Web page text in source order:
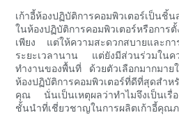
เก้าอี้ห้องปฏิบัติการคอมพิวเตอร์เป็นชิ้
ในห้องปฏิบัติการคอมพิวเตอร์หรือกา
เพียง แต่ให้ความสะดวกสบายและก
ระยะเวลานาน แต่ยังมีส่วนร่วมในค
ทำงานของพื้นที่ ด้วยตัวเลือกมากมาย
ห้องปฏิบัติการคอมพิวเตอร์ที่ดีที่สุดสำห
คุณ นั่นเป็นเหตุผลว่าทำไมจึงเป็นเรื่
ชั้นนำที่เชี่ยวชาญในการผลิตเก้าอี้คุณ